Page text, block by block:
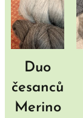
Duo
česanců
Merino